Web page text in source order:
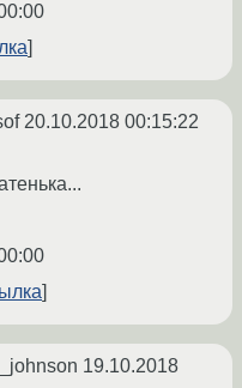
20.10.2018 00:15:22
19.10.2018